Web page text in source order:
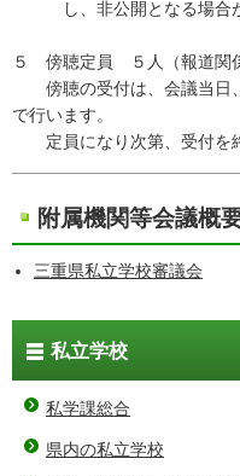
し、非公開となる場合が
５ 傍聴定員 ５人（報道関
傍聴の受付は、会議当日
で行います。
定員になり次第、受付を終
附属機関等会議概
三重県私立学校審議会
私立学校
私学課総合
県内の私立学校